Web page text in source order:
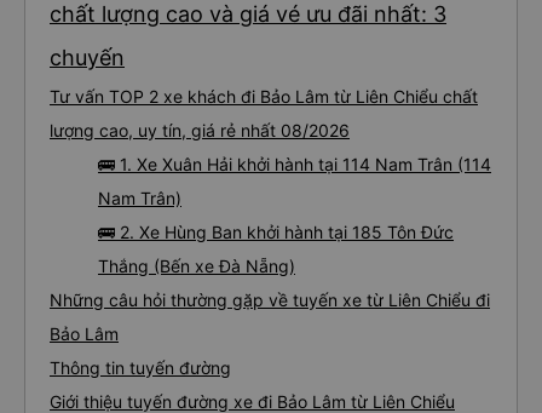
chất lượng cao và giá vé ưu đãi nhất: 3
chuyến
Tư vấn TOP 2 xe khách đi Bảo Lâm từ Liên Chiểu chất
lượng cao, uy tín, giá rẻ nhất 08/2026
🚌 1. Xe Xuân Hải khởi hành tại 114 Nam Trân (114
Nam Trân)
🚌 2. Xe Hùng Ban khởi hành tại 185 Tôn Đức
Thắng (Bến xe Đà Nẵng)
Những câu hỏi thường gặp về tuyến xe từ Liên Chiểu đi
Bảo Lâm
Thông tin tuyến đường
Giới thiệu tuyến đường xe đi Bảo Lâm từ Liên Chiểu